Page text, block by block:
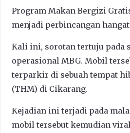
Program Makan Bergizi
menjadi perbincangan
Kali ini, sorotan tertuju pada
operasional MBG. Mobil
terparkir di sebuah tempat
(THM) di Cikarang.
Kejadian ini terjadi pada
mobil tersebut kemudian